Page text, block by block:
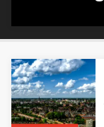
BUITENLAND